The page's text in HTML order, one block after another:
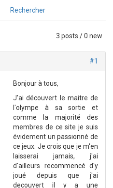
Rechercher
3 posts / 0 new
#1
Bonjour à tous,
J'ai découvert le maitre de
l'olympe à sa sortie et
comme la majorité des
membres de ce site je suis
évidement un passionné de
ce jeux. Je crois que je m'en
laisserai jamais, j'ai
d'ailleurs recommencé d'y
joué depuis que j'ai
decouvert il y a une